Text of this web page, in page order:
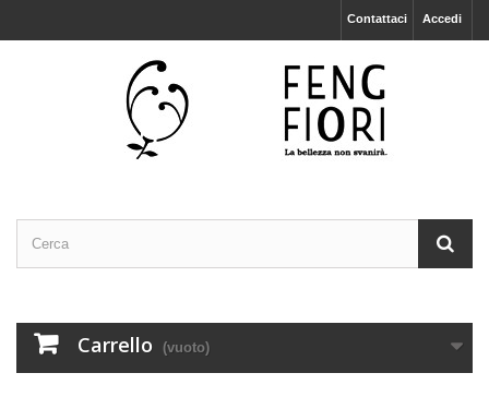
Accedi
Contattaci
Carrello (vuoto)